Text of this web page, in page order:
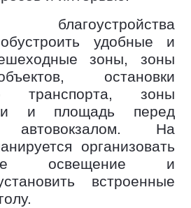
благоустройства
удобные и
зоны, зоны
остановки
транспорта, зоны
и площадь перед
автовокзалом. На
организовать
освещение и
встроенные